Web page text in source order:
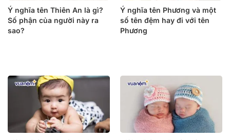
Ý nghĩa tên Thiên An là gì?
Số phận của người này ra
sao?
Ý nghĩa tên Phương và một
số tên đệm hay đi với tên
Phương